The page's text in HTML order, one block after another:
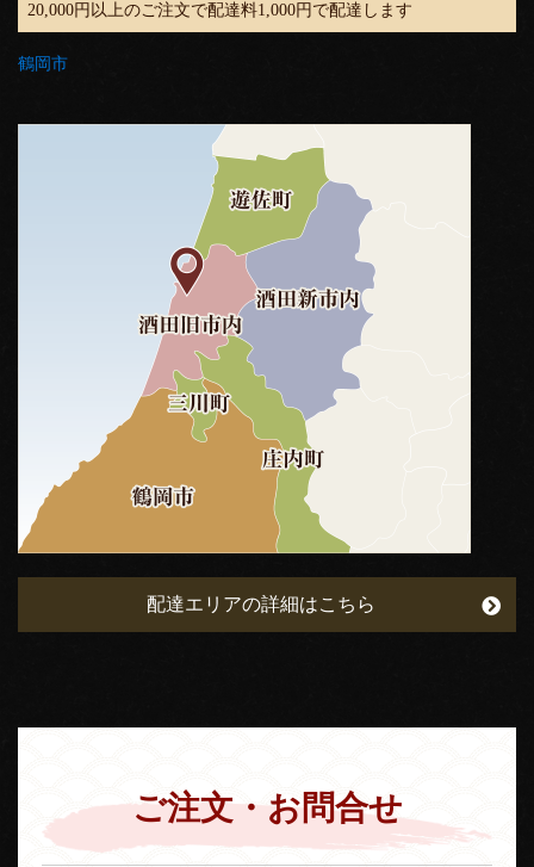
20,000円以上のご注文で配達料1,000円で配達します
鶴岡市
配達エリアの詳細はこちら
ご注文・お問合せ